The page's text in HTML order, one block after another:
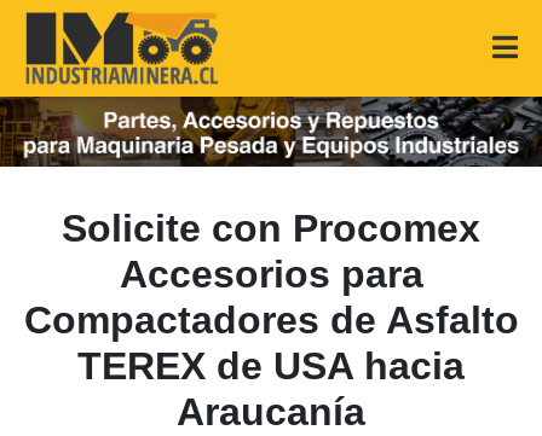
Solicite con Procomex
Accesorios para
Compactadores de Asfalto
TEREX de USA hacia
Araucanía